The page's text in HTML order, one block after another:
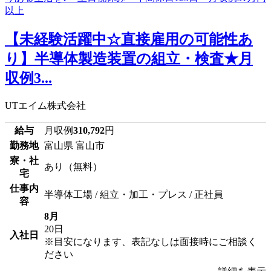
【未経験活躍中☆直接雇用の可能性あ
り】半導体製造装置の組立・検査★月
収例3...
UTエイム株式会社
給与 月収例310,792円
勤務地 富山県 富山市
寮・社
宅
あり（無料）
仕事内
容
半導体工場 / 組立・加工・プレス / 正社員
入社日
8月
20日
※目安になります、表記なしは面接時にご相談く
ださい